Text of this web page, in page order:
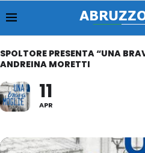
SPOLTORE PRESENTA “UNA
ANDREINA MORETTI
11
APR